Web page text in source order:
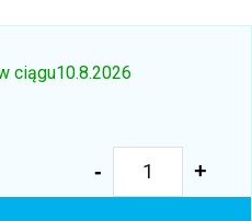
ciągu10.8.2026